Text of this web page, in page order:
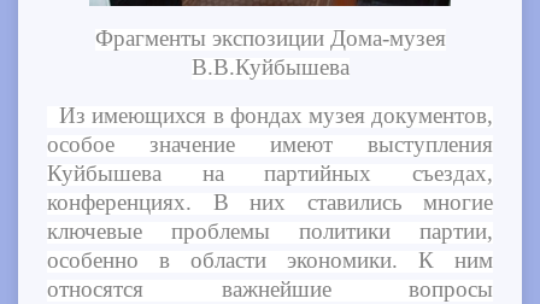
Фрагменты экспозиции Дома-музея
В.В.Куйбышева
Из имеющихся в фондах музея документов,
особое значение имеют выступления
Куйбышева на партийных съездах,
конференциях. В них ставились многие
ключевые проблемы политики партии,
особенно в области экономики. К ним
относятся важнейшие вопросы